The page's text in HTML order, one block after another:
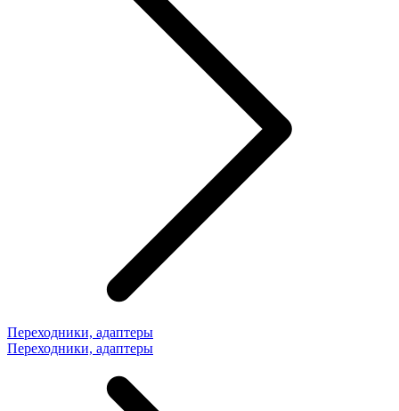
Переходники, адаптеры
Переходники, адаптеры